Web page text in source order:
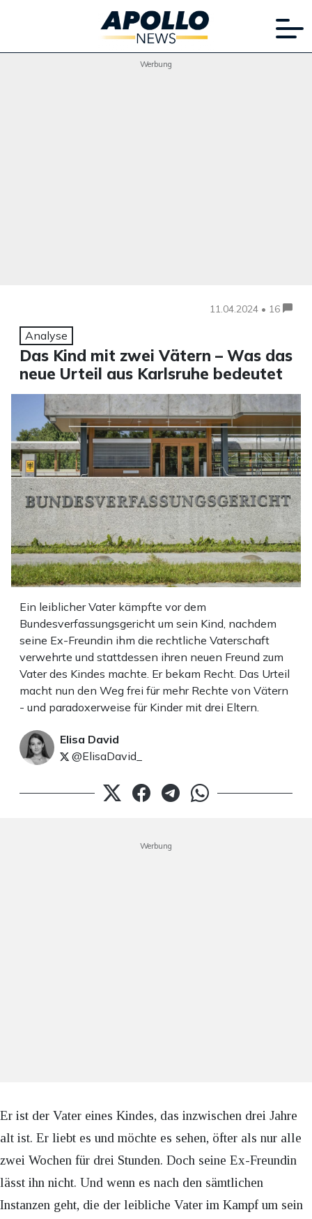
Werbung
11.04.2024 • 16
Analyse
Das Kind mit zwei Vätern – Was das
neue Urteil aus Karlsruhe bedeutet
Ein leiblicher Vater kämpfte vor dem
Bundesverfassungsgericht um sein Kind, nachdem
seine Ex-Freundin ihm die rechtliche Vaterschaft
verwehrte und stattdessen ihren neuen Freund zum
Vater des Kindes machte. Er bekam Recht. Das Urteil
macht nun den Weg frei für mehr Rechte von Vätern
- und paradoxerweise für Kinder mit drei Eltern.
Elisa David
@ElisaDavid_
Werbung
Er ist der Vater eines Kindes, das inzwischen drei Jahre
alt ist. Er liebt es und möchte es sehen, öfter als nur alle
zwei Wochen für drei Stunden. Doch seine Ex-Freundin
lässt ihn nicht. Und wenn es nach den sämtlichen
Instanzen geht, die der leibliche Vater im Kampf um sein